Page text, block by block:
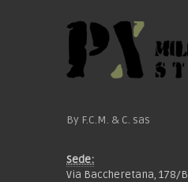
By F.C.M. & C. sas
Sede:
Via Baccheretana, 178/B